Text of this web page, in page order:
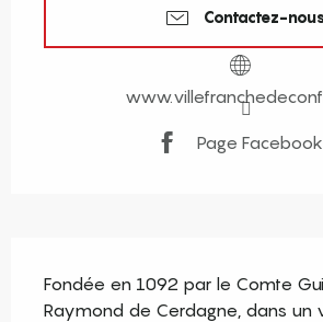
Contactez-
Page Facebook
Fondée en 1092 par le Comte
Raymond de Cerdagne, dans un